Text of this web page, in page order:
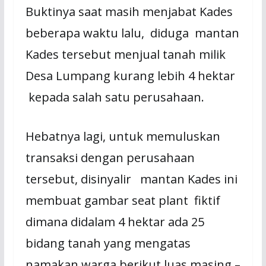
Buktinya saat masih menjabat Kades
beberapa waktu lalu, diduga mantan
Kades tersebut menjual tanah milik
Desa Lumpang kurang lebih 4 hektar
kepada salah satu perusahaan.
Hebatnya lagi, untuk memuluskan
transaksi dengan perusahaan
tersebut, disinyalir mantan Kades ini
membuat gambar seat plant fiktif
dimana didalam 4 hektar ada 25
bidang tanah yang mengatas